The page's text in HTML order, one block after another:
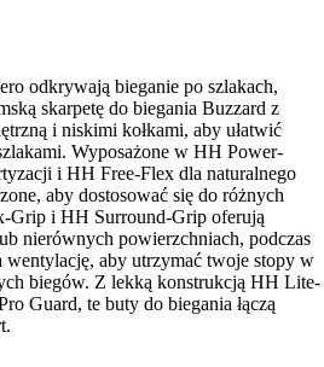
odkrywają bieganie po szlakach,
skarpetę do biegania Buzzard z
i niskimi kołkami, aby ułatwić
Wyposażone w HH Power-
i HH Free-Flex dla naturalnego
aby dostosować się do różnych
Grip i HH Surround-Grip oferują
nierównych powierzchniach, podczas
aby utrzymać twoje stopy w
biegów. Z lekką konstrukcją HH Lite-
Guard, te buty do biegania łączą